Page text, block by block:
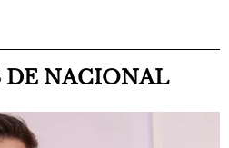
DE NACIONAL